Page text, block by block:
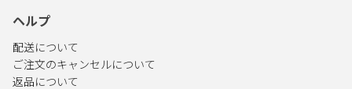
ヘルプ
配送について
ご注文のキャンセルについて
返品について